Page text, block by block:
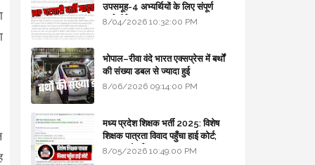
उपसमूह-4 अभ्यर्थियों के लिए संपूर्ण
मार्गदर्शिका
8/04/2026 10:32:00 PM
भोपाल–रीवा वंदे भारत एक्सप्रेस में बर्थों
की संख्या डबल से ज्यादा हुई
8/06/2026 09:14:00 PM
मध्य प्रदेश शिक्षक भर्ती 2025: विशेष
शिक्षक पात्रता विवाद पहुँचा हाई कोर्ट;
सरकार से माँगा जवाब
8/05/2026 10:49:00 PM